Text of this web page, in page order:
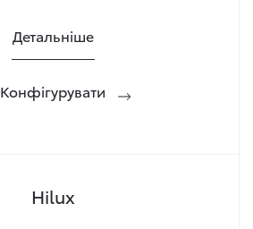
Детальніше
Конфігурувати
Hilux